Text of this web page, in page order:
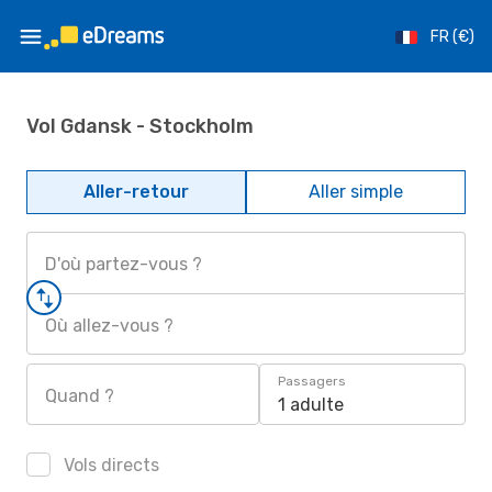
FR (€)
Vol Gdansk - Stockholm
Aller-retour Aller simple
D'où partez-vous ?
Où allez-vous ?
Quand ?
Passagers
1 adulte
Vols directs